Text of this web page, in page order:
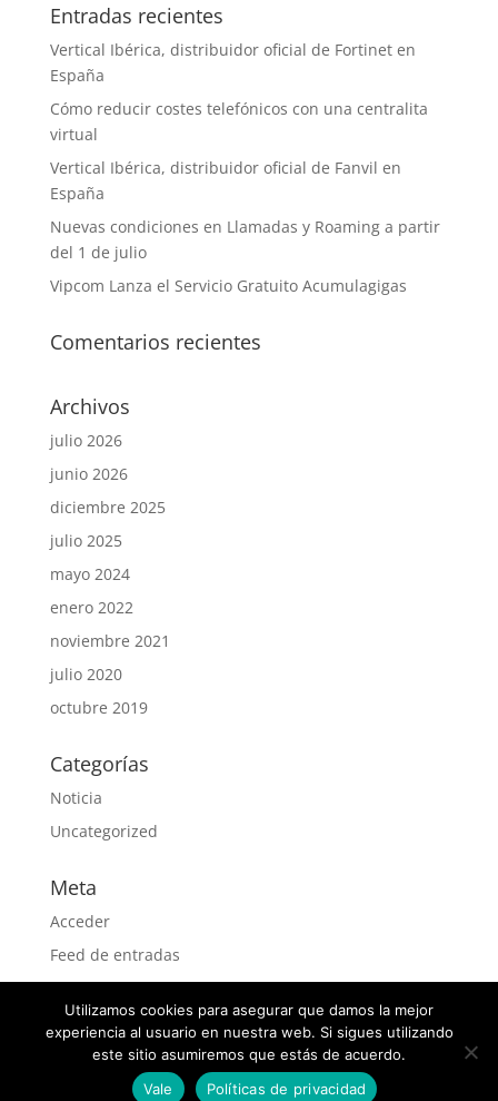
Entradas recientes
Vertical Ibérica, distribuidor oficial de Fortinet en
España
Cómo reducir costes telefónicos con una centralita
virtual
Vertical Ibérica, distribuidor oficial de Fanvil en
España
Nuevas condiciones en Llamadas y Roaming a partir
del 1 de julio
Vipcom Lanza el Servicio Gratuito Acumulagigas
Comentarios recientes
Archivos
julio 2026
junio 2026
diciembre 2025
julio 2025
mayo 2024
enero 2022
noviembre 2021
julio 2020
octubre 2019
Categorías
Noticia
Uncategorized
Meta
Acceder
Feed de entradas
Feed de comentarios
WordPress.org
Utilizamos cookies para asegurar que damos la mejor
experiencia al usuario en nuestra web. Si sigues utilizando
este sitio asumiremos que estás de acuerdo.
Vale
Políticas de privacidad